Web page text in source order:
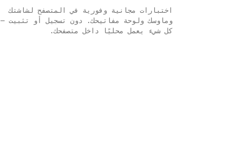
اختبارات مجانية وفورية في المتصفح لشاشتك
وماوسك ولوحة مفاتيحك. دون تسجيل أو تثبيت —
كل شيء يعمل محليًا داخل متصفحك.
English